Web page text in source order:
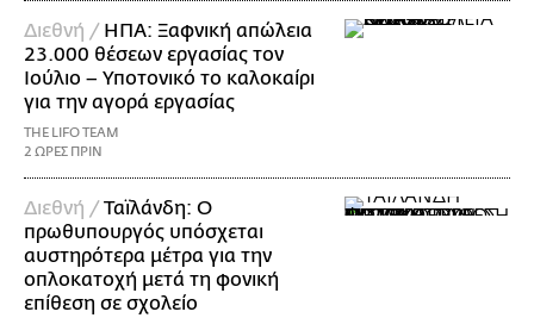
Διεθνή / ΗΠΑ: Ξαφνική απώλεια
23.000 θέσεων εργασίας τον
Ιούλιο – Υποτονικό το καλοκαίρι
για την αγορά εργασίας
THE LIFO TEAM
2 ΩΡΕΣ ΠΡΙΝ
Διεθνή /Ταϊλάνδη: Ο
πρωθυπουργός υπόσχεται
αυστηρότερα μέτρα για την
οπλοκατοχή μετά τη φονική
επίθεση σε σχολείο